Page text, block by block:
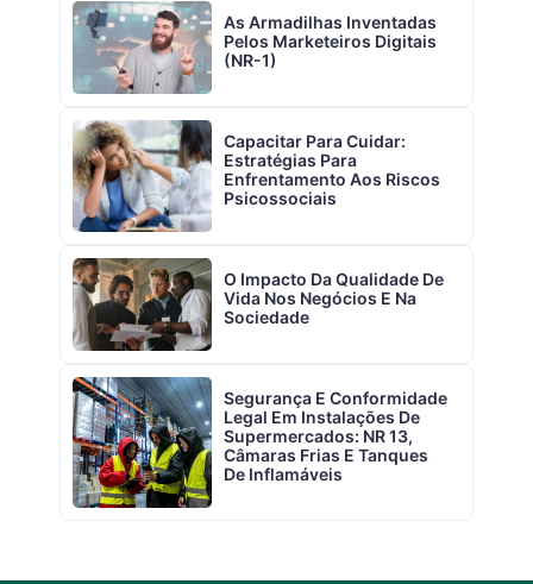
As Armadilhas Inventadas
Pelos Marketeiros Digitais
(NR-1)
Capacitar Para Cuidar:
Estratégias Para
Enfrentamento Aos Riscos
Psicossociais
O Impacto Da Qualidade De
Vida Nos Negócios E Na
Sociedade
Segurança E Conformidade
Legal Em Instalações De
Supermercados: NR 13,
Câmaras Frias E Tanques
De Inflamáveis